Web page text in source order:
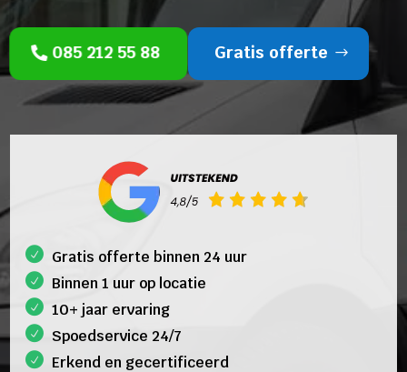
085 212 55 88 Gratis offerte
Gratis offerte binnen 24 uur
Binnen 1 uur op locatie
10+ jaar ervaring
Spoedservice 24/7
Erkend en gecertificeerd